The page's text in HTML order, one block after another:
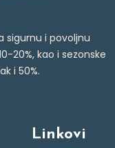
sigurnu i povoljnu
20%, kao i sezonske
i 50%.
Linkovi